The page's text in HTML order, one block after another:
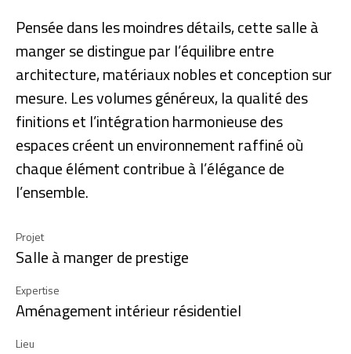
Projet
Salle à manger de prestige
Expertise
Aménagement intérieur résidentiel
Lieu
Pensée dans les moindres détails, cette salle à
manger se distingue par l’équilibre entre
architecture, matériaux nobles et conception sur
mesure. Les volumes généreux, la qualité des
finitions et l’intégration harmonieuse des
espaces créent un environnement raffiné où
chaque élément contribue à l’élégance de
l’ensemble.